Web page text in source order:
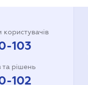
103
та рішень
102